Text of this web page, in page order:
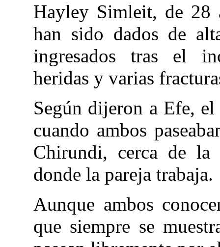
Hayley Simleit, de 28
han sido dados de
ingresados tras el
heridas y varias
Según dijeron a Efe, el
cuando ambos
Chirundi, cerca de la
donde la pareja trabaja.
Aunque ambos
que siempre se